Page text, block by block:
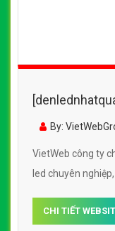
Đèn Led Điện
By:
VietWeb công ty
led chuyên
CHI TIẾT